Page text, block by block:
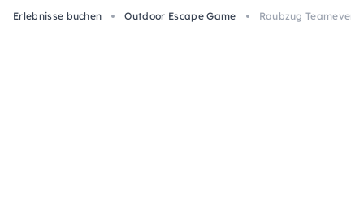
Erlebnisse buchen
Outdoor Escape Game Raubzug